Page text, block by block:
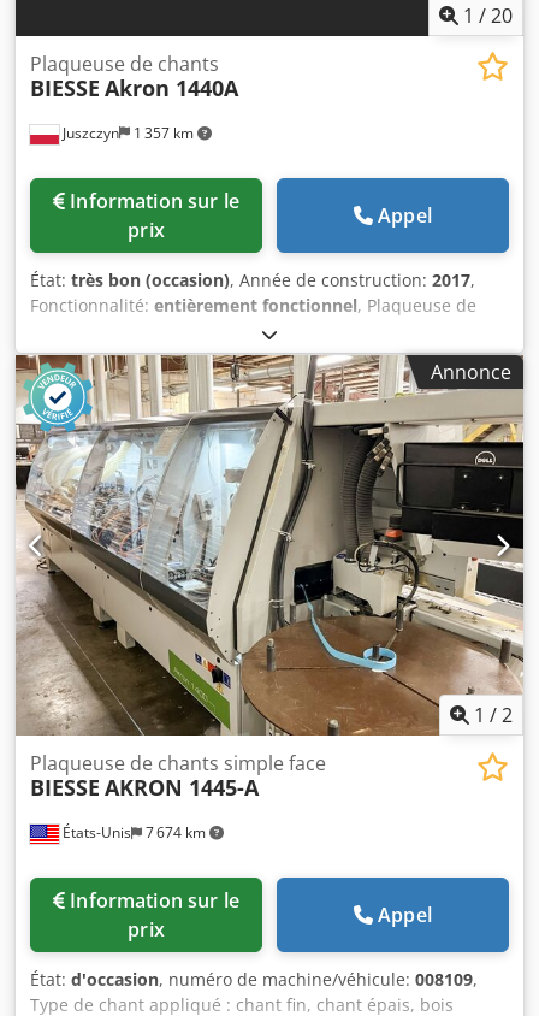
1 /20
Juszczyn 1 357 km
Plaqueuse de chants
BIESSE Akron 1440A
prix
Appel
État: très bon (occasion), Année de construction: 2017,
Fonctionnalité: entièrement fonctionnel, Plaqueuse de
chants BIESSE Akron 1440A Disponibilité : avril/mai 2026
Certificat CE Cedpfx Ansyh A I Ae Ejha Année de fabrication
: 2017 Possibilité de tester la machine avant l’achatAnnonce
1 /2
États-Unis 7 674 km
Plaqueuse de chants simple face
BIESSE AKRON 1445-A
prix
Appel
État: d'occasion, numéro de machine/véhicule: 008109,
Type de chant appliqué : chant fin, chant épais, bois